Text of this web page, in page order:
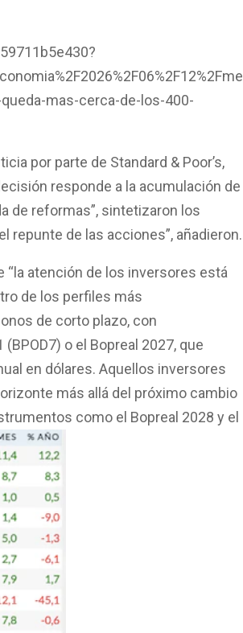
mas-cerca-de-los-400-
por parte de Standard & Poor’s,
responde a la acumulación de
de reformas”, sintetizaron los
repunte de las acciones”, añadieron.
“la atención de los inversores está
de los perfiles más
de corto plazo, con
o el Bopreal 2027, que
en dólares. Aquellos inversores
más allá del próximo cambio
como el Bopreal 2028 y el